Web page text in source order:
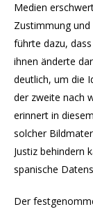
Medien
Zustimmung
führte dazu,
ihnen änderte
deutlich, um die
der zweite nach
erinnert in
solcher
Justiz behindern
spanische
Der